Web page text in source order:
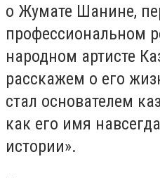
о Жумате Шанине,
профессиональном
народном артисте
расскажем о его
стал основателем
как его имя
истории».